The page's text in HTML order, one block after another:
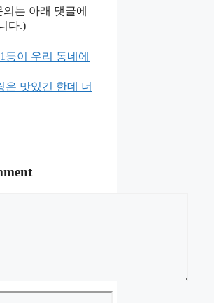
는 아래 댓글에
다.)
등이 우리 동네에
은 맛있긴 한데 너